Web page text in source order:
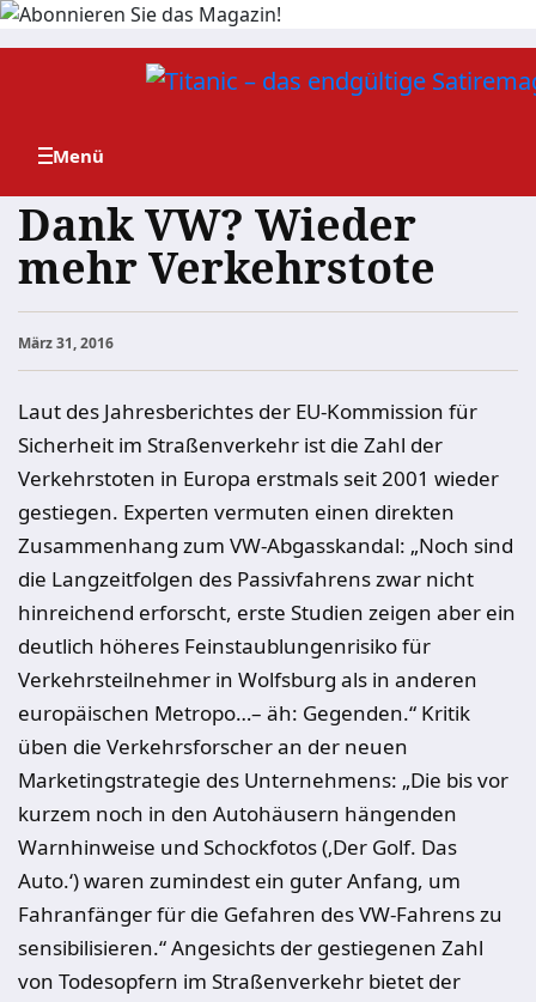
Zum
Dank VW? Wieder
mehr Verkehrstote
März 31, 2016
Laut des Jahresberichtes der EU-Kommission für
Sicherheit im Straßenverkehr ist die Zahl der
Verkehrstoten in Europa erstmals seit 2001 wieder
gestiegen. Experten vermuten einen direkten
Zusammenhang zum VW-Abgasskandal: „Noch sind
die Langzeitfolgen des Passivfahrens zwar nicht
hinreichend erforscht, erste Studien zeigen aber ein
deutlich höheres Feinstaublungenrisiko für
Verkehrsteilnehmer in Wolfsburg als in anderen
europäischen Metropo…– äh: Gegenden.“ Kritik
üben die Verkehrsforscher an der neuen
Marketingstrategie des Unternehmens: „Die bis vor
kurzem noch in den Autohäusern hängenden
Warnhinweise und Schockfotos (‚Der Golf. Das
Auto.‘) waren zumindest ein guter Anfang, um
Fahranfänger für die Gefahren des VW-Fahrens zu
sensibilisieren.“ Angesichts der gestiegenen Zahl
von Todesopfern im Straßenverkehr bietet der